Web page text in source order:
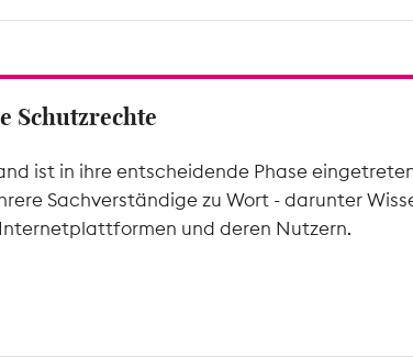
Schutzrechte
ist in ihre entscheidende Phase
Sachverständige zu Wort - darunter
und deren Nutzern.